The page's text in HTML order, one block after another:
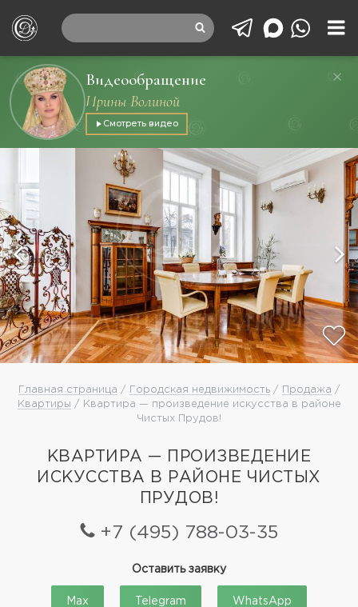
Видеообращение
Ирины Волиной
Смотреть видео
Главная страница / Городская недвижимость/ Продажа /
Квартиры / Квартира — произведение искусства в районе
Чистых Прудов!
КВАРТИРА — ПРОИЗВЕДЕНИЕ
ИСКУССТВА В РАЙОНЕ ЧИСТЫХ
ПРУДОВ!
+7 (495) 788-03-35
Оставить заявку
Max Telegram WhatsApp